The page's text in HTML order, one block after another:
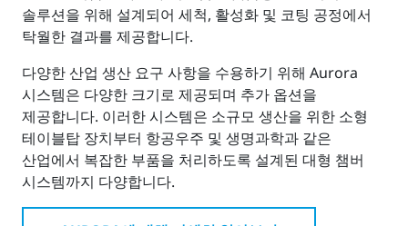
솔루션을 위해 설계되어 세척, 활성화 및 코팅 공정에서
탁월한 결과를 제공합니다.
다양한 산업 생산 요구 사항을 수용하기 위해 Aurora
시스템은 다양한 크기로 제공되며 추가 옵션을
제공합니다. 이러한 시스템은 소규모 생산을 위한 소형
테이블탑 장치부터 항공우주 및 생명과학과 같은
산업에서 복잡한 부품을 처리하도록 설계된 대형 챔버
시스템까지 다양합니다.